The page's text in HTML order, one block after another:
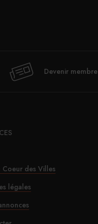
Devenir membre
Coeur des Villes
légales